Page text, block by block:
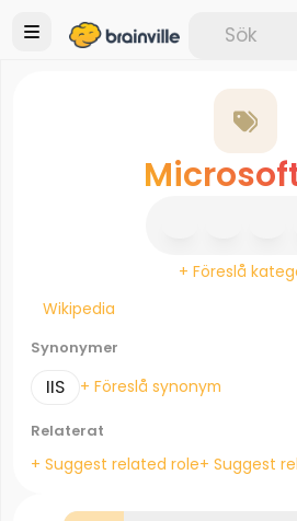
+ Föreslå
Wikipedia
Synonymer
IIS + Föreslå synonym
Relaterat
+ Suggest related role+ Suggest